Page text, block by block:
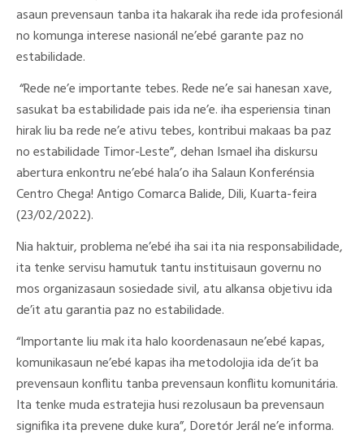
asaun prevensaun tanba ita hakarak iha rede ida profesionál
no komunga interese nasionál ne’ebé garante paz no
estabilidade.
“Rede ne’e importante tebes. Rede ne’e sai hanesan xave,
sasukat ba estabilidade pais ida ne’e. iha esperiensia tinan
hirak liu ba rede ne’e ativu tebes, kontribui makaas ba paz
no estabilidade Timor-Leste”, dehan Ismael iha diskursu
abertura enkontru ne’ebé hala’o iha Salaun Konferénsia
Centro Chega! Antigo Comarca Balide, Dili, Kuarta-feira
(23/02/2022).
Nia haktuir, problema ne’ebé iha sai ita nia responsabilidade,
ita tenke servisu hamutuk tantu instituisaun governu no
mos organizasaun sosiedade sivil, atu alkansa objetivu ida
de’it atu garantia paz no estabilidade.
“Importante liu mak ita halo koordenasaun ne’ebé kapas,
komunikasaun ne’ebé kapas iha metodolojia ida de’it ba
prevensaun konflitu tanba prevensaun konflitu komunitária.
Ita tenke muda estratejia husi rezolusaun ba prevensaun
signifika ita prevene duke kura”, Doretór Jerál ne’e informa.